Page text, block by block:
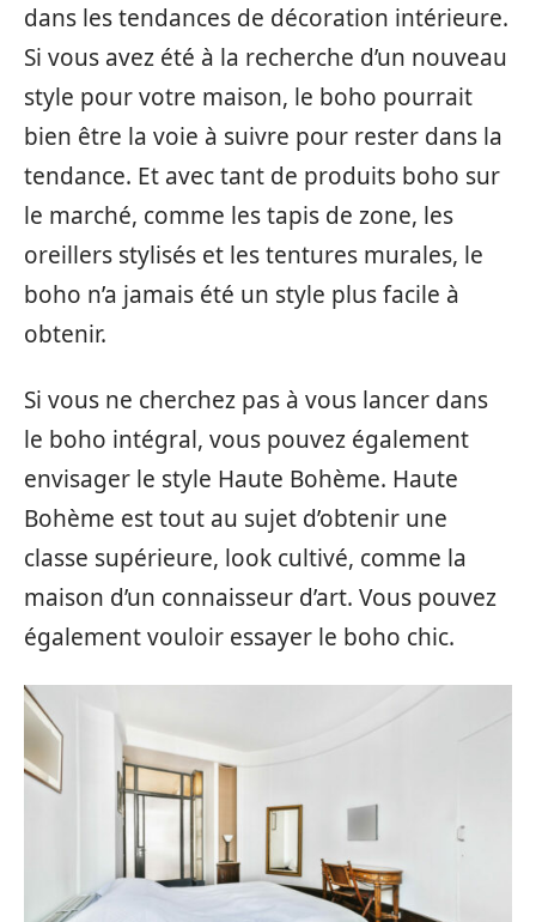
dans les tendances de décoration intérieure.
Si vous avez été à la recherche d’un nouveau
style pour votre maison, le boho pourrait
bien être la voie à suivre pour rester dans la
tendance. Et avec tant de produits boho sur
le marché, comme les tapis de zone, les
oreillers stylisés et les tentures murales, le
boho n’a jamais été un style plus facile à
obtenir.
Si vous ne cherchez pas à vous lancer dans
le boho intégral, vous pouvez également
envisager le style Haute Bohème. Haute
Bohème est tout au sujet d’obtenir une
classe supérieure, look cultivé, comme la
maison d’un connaisseur d’art. Vous pouvez
également vouloir essayer le boho chic.